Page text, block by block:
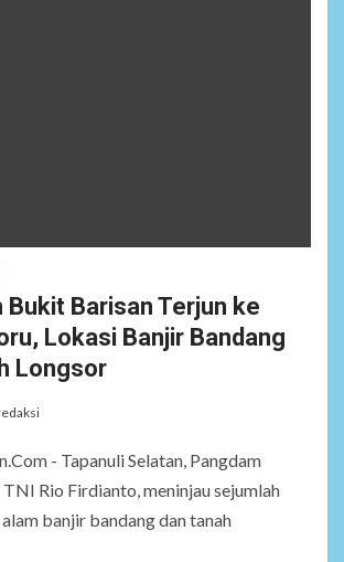
Bukit Barisan Terjun ke
Lokasi Banjir Bandang
Longsor
- Tapanuli Selatan, Pangdam
Rio Firdianto, meninjau sejumlah
banjir bandang dan tanah